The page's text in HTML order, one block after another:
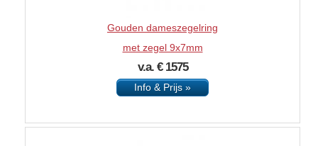
Gouden dameszegelring
met zegel 9x7mm
v.a. € 1575
Info & Prijs »